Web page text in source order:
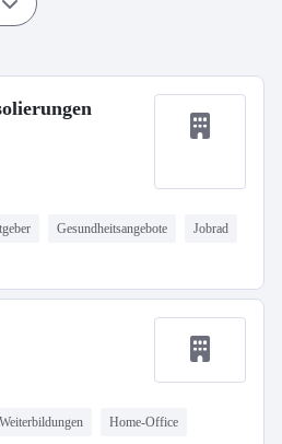
Gesundheitsangebote Jobrad
Weiterbildungen Home-Office